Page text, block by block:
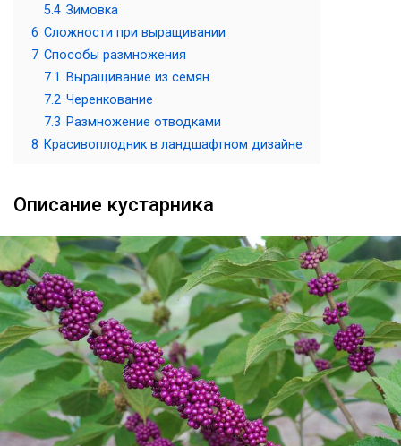
5.4 Зимовка
6 Сложности при выращивании
7 Способы размножения
7.1
Выращивание из семян
7.2 Черенкование
7.3 Размножение отводками
8 Красивоплодник в ландшафтном дизайне
Описание кустарника